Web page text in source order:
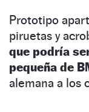
Prototipo
piruetas y
que podría
pequeña de
alemana a los